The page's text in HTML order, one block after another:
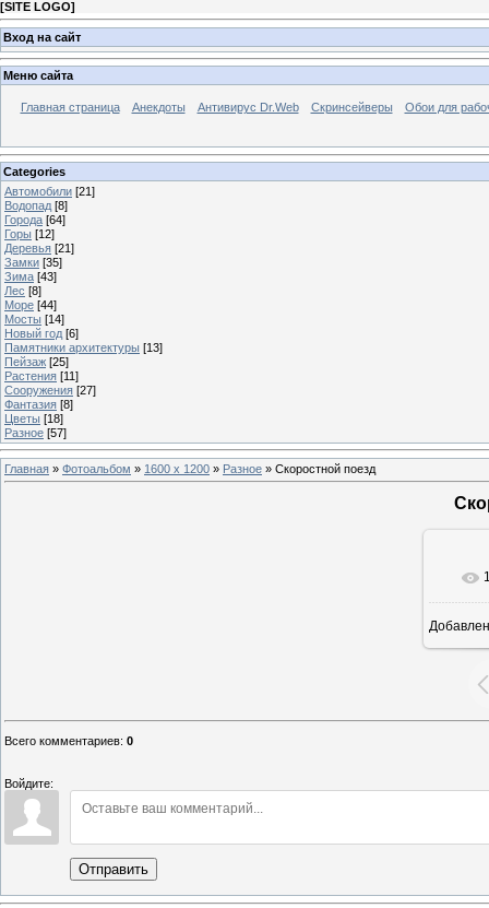
[SITE LOGO]
Вход на сайт
Меню сайта
Главная страница Анекдоты Антивирус Dr.Web Скринсейверы Обои для
Categories
Автомобили [21]
Водопад [8]
Города [64]
Горы [12]
Деревья [21]
Замки [35]
Зима [43]
Лес [8]
Море [44]
Мосты [14]
Новый год [6]
Памятники архитектуры [13]
Пейзаж [25]
Растения [11]
Сооружения [27]
Фантазия [8]
Цветы [18]
Разное [57]
Главная » Фотоальбом » 1600 x 1200 » Разное » Скоростной поезд
Всего комментариев: 0
Войдите:
Отправить